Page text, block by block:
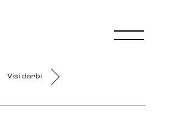
Visi darbi